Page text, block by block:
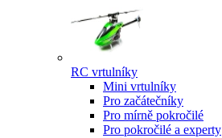
RC vrtulníky
Mini vrtulníky
Pro začátečníky
Pro mírně pokročilé
Pro pokročilé a experty